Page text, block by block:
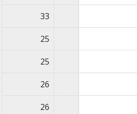
33
25
25
26
26